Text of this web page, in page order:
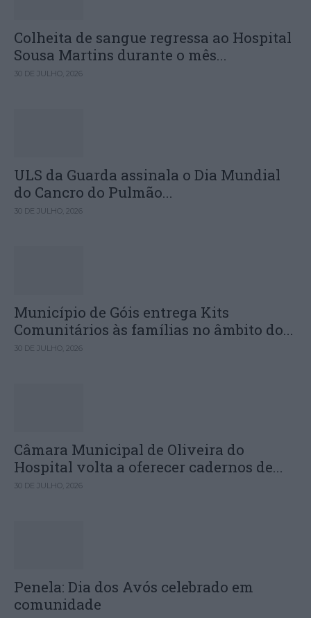
Colheita de sangue regressa ao Hospital
Sousa Martins durante o mês...
30 DE JULHO, 2026
ULS da Guarda assinala o Dia Mundial
do Cancro do Pulmão...
30 DE JULHO, 2026
Município de Góis entrega Kits
Comunitários às famílias no âmbito do...
30 DE JULHO, 2026
Câmara Municipal de Oliveira do
Hospital volta a oferecer cadernos de...
30 DE JULHO, 2026
Penela: Dia dos Avós celebrado em
comunidade